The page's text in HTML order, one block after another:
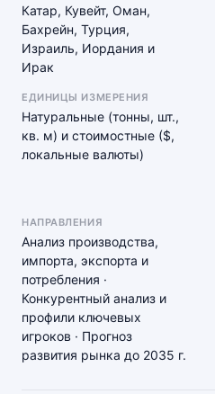
Катар, Кувейт, Оман,
Бахрейн, Турция,
Израиль, Иордания и
Ирак
ЕДИНИЦЫ ИЗМЕРЕНИЯ
Натуральные (тонны, шт.,
кв. м) и стоимостные ($,
локальные валюты)
НАПРАВЛЕНИЯ
Анализ производства,
импорта, экспорта и
потребления ·
Конкурентный анализ и
профили ключевых
игроков · Прогноз
развития рынка до 2035 г.